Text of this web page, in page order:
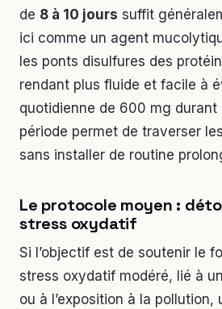
de 8 à 10 jours suffit
ici comme un agent
les ponts disulfures des
rendant plus fluide et facile à
quotidienne de 600 mg
période permet de traverser
sans installer de routine
Le protocole moyen :
stress oxydatif
Si l’objectif est de soutenir le
stress oxydatif modéré, lié à
ou à l’exposition à la pollution,